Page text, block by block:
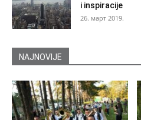
i inspiracije
26. март 2019.
NAJNOVIJE